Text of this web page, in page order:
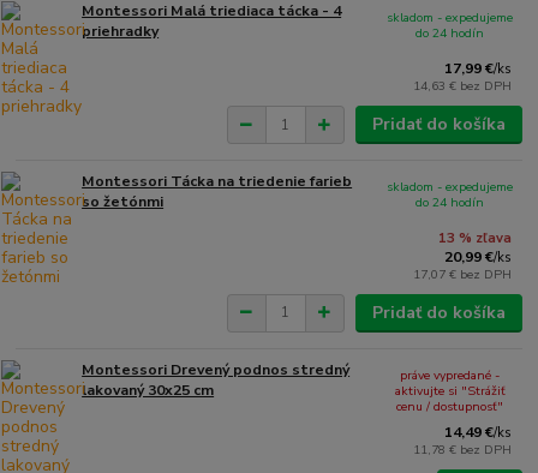
Montessori Malá triediaca tácka - 4
priehradky
17,99 €/ks
14,63 € bez DPH
skladom - expedujeme
do 24 hodín
Pridať do košíka
Montessori Tácka na triedenie farieb
so žetónmi
13 % zľava
20,99 €/ks
17,07 € bez DPH
skladom - expedujeme
do 24 hodín
Pridať do košíka
Montessori Drevený podnos stredný
lakovaný 30x25 cm
14,49 €/ks
11,78 € bez DPH
práve vypredané -
aktivujte si "Strážiť
cenu / dostupnosť"